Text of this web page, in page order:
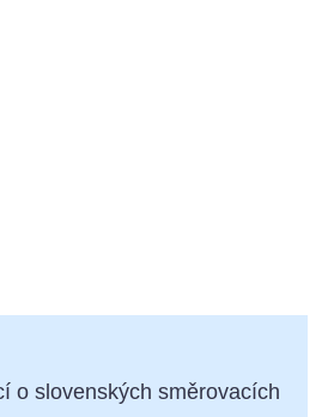
o slovenských směrovacích